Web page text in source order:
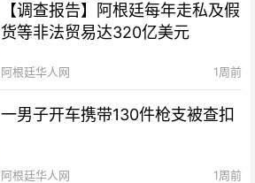
【调查报告】阿根廷每年走私及假
货等非法贸易达320亿美元
阿根廷华人网 1周前
一男子开车携带130件枪支被查扣
阿根廷华人网 1周前